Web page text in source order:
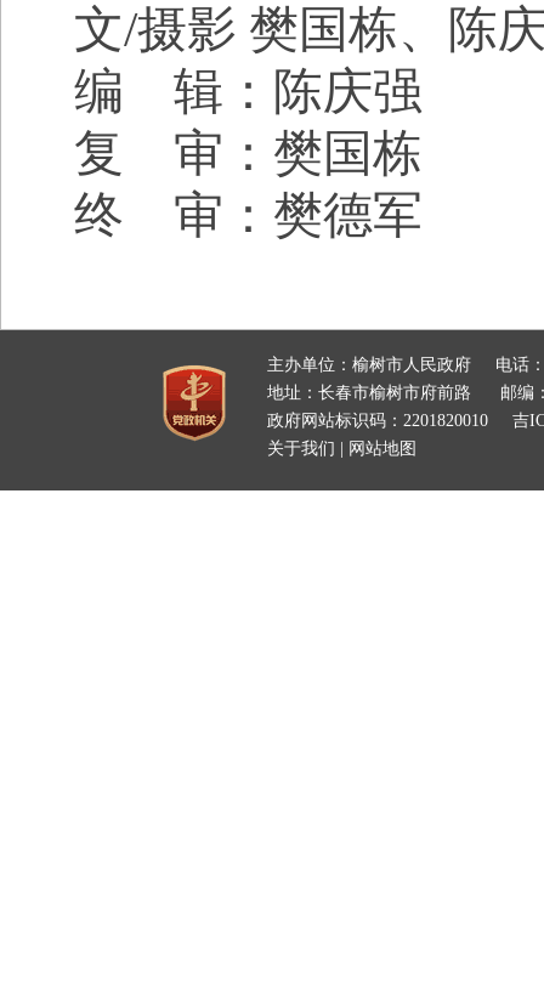
文/摄影 樊国栋、陈
编 辑：陈庆强
复 审：樊国栋
终 审：樊德军
主办单位：榆树市人民政府
电话
地址：长春市榆树市府前路
邮编
政府网站标识码：2201820010
吉
关于我们
网站地图